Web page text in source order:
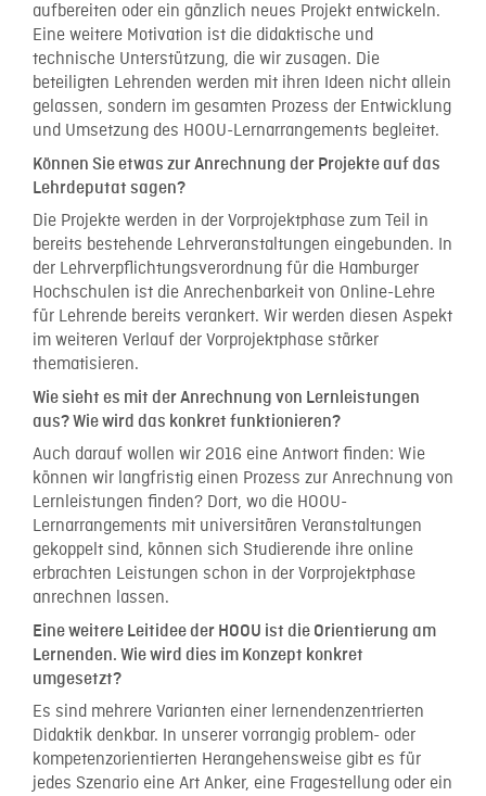
aufbereiten oder ein gänzlich neues Projekt entwickeln.
Eine weitere Motivation ist die didaktische und
technische Unterstützung, die wir zusagen. Die
beteiligten Lehrenden werden mit ihren Ideen nicht allein
gelassen, sondern im gesamten Prozess der Entwicklung
und Umsetzung des HOOU-Lernarrangements begleitet.
Können Sie etwas zur Anrechnung der Projekte auf das
Lehrdeputat sagen?
Die Projekte werden in der Vorprojektphase zum Teil in
bereits bestehende Lehrveranstaltungen eingebunden. In
der Lehrverpflichtungsverordnung für die Hamburger
Hochschulen ist die Anrechenbarkeit von Online-Lehre
für Lehrende bereits verankert. Wir werden diesen Aspekt
im weiteren Verlauf der Vorprojektphase stärker
thematisieren.
Wie sieht es mit der Anrechnung von Lernleistungen
aus? Wie wird das konkret funktionieren?
Auch darauf wollen wir 2016 eine Antwort finden: Wie
können wir langfristig einen Prozess zur Anrechnung von
Lernleistungen finden? Dort, wo die HOOU-
Lernarrangements mit universitären Veranstaltungen
gekoppelt sind, können sich Studierende ihre online
erbrachten Leistungen schon in der Vorprojektphase
anrechnen lassen.
Eine weitere Leitidee der HOOU ist die Orientierung am
Lernenden. Wie wird dies im Konzept konkret
umgesetzt?
Es sind mehrere Varianten einer lernendenzentrierten
Didaktik denkbar. In unserer vorrangig problem- oder
kompetenzorientierten Herangehensweise gibt es für
jedes Szenario eine Art Anker, eine Fragestellung oder ein